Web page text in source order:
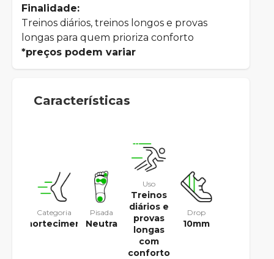
Finalidade:
Treinos diários, treinos longos e provas
longas para quem prioriza conforto
*preços podem variar
Características
Categoria
Amortecimento
Pisada
Neutra
Uso
Treinos
diários e
provas
longas
com
conforto
Drop
10mm